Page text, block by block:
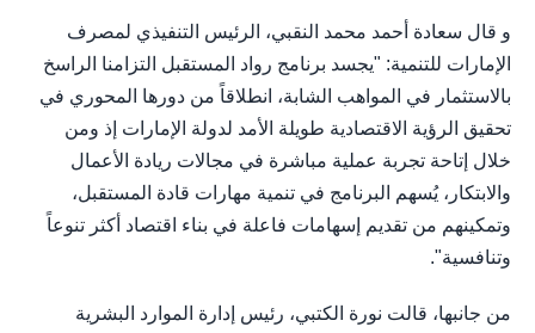
و قال سعادة أحمد محمد النقبي، الرئيس التنفيذي لمصرف
الإمارات للتنمية: "يجسد برنامج رواد المستقبل التزامنا الراسخ
بالاستثمار في المواهب الشابة، انطلاقاً من دورها المحوري في
تحقيق الرؤية الاقتصادية طويلة الأمد لدولة الإمارات إذ ومن
خلال إتاحة تجربة عملية مباشرة في مجالات ريادة الأعمال
والابتكار، يُسهم البرنامج في تنمية مهارات قادة المستقبل،
وتمكينهم من تقديم إسهامات فاعلة في بناء اقتصاد أكثر تنوعاً
وتنافسية".
من جانبها، قالت نورة الكتبي، رئيس إدارة الموارد البشرية